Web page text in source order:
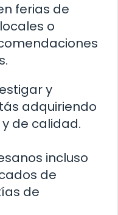
ferias de
o
y
adquiriendo
de calidad.
incluso
de
de